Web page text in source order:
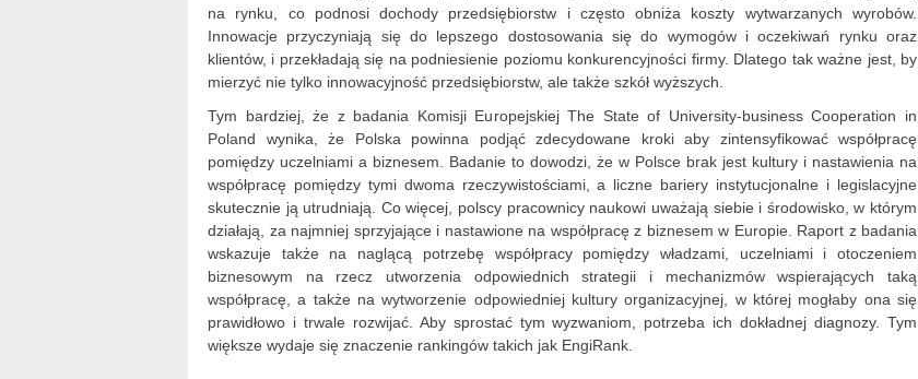
na rynku, co podnosi dochody przedsiębiorstw i często obniża koszty wytwarzanych wyrobów.
Innowacje przyczyniają się do lepszego dostosowania się do wymogów i oczekiwań rynku oraz
klientów, i przekładają się na podniesienie poziomu konkurencyjności firmy. Dlatego tak ważne jest, by
mierzyć nie tylko innowacyjność przedsiębiorstw, ale także szkół wyższych.
Tym bardziej, że z badania Komisji Europejskiej The State of University-business Cooperation in
Poland wynika, że Polska powinna podjąć zdecydowane kroki aby zintensyfikować współpracę
pomiędzy uczelniami a biznesem. Badanie to dowodzi, że w Polsce brak jest kultury i nastawienia na
współpracę pomiędzy tymi dwoma rzeczywistościami, a liczne bariery instytucjonalne i legislacyjne
skutecznie ją utrudniają. Co więcej, polscy pracownicy naukowi uważają siebie i środowisko, w którym
działają, za najmniej sprzyjające i nastawione na współpracę z biznesem w Europie. Raport z badania
wskazuje także na naglącą potrzebę współpracy pomiędzy władzami, uczelniami i otoczeniem
biznesowym na rzecz utworzenia odpowiednich strategii i mechanizmów wspierających taką
współpracę, a także na wytworzenie odpowiedniej kultury organizacyjnej, w której mogłaby ona się
prawidłowo i trwale rozwijać. Aby sprostać tym wyzwaniom, potrzeba ich dokładnej diagnozy. Tym
większe wydaje się znaczenie rankingów takich jak EngiRank.